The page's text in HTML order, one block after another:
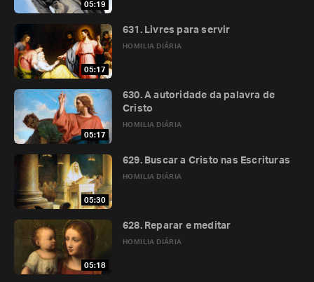
05:19
05:17
HOMILIA DIÁRIA
631. Livres para servir
05:17
HOMILIA DIÁRIA
630. A autoridade da palavra de
Cristo
05:30
HOMILIA DIÁRIA
629. Buscar a Cristo nas Escrituras
05:18
HOMILIA DIÁRIA
628. Reparar e meditar